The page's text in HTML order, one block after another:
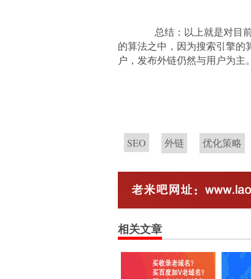
总结：以上就是对目前
的算法之中，因为搜索引擎的
户，发布外链仍然与用户为主。
SEO 外链 优化策略
相关文章